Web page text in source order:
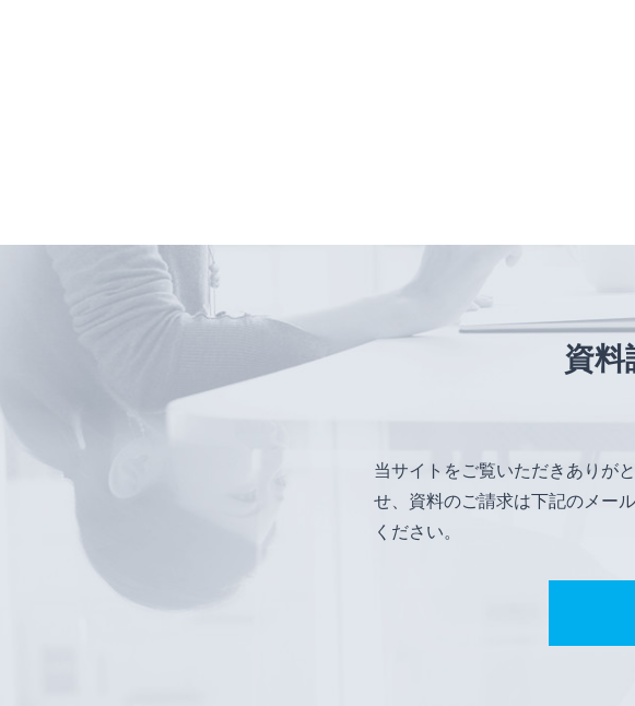
資料
当サイトをご覧いただきありが
せ、資料のご請求は下記のメー
ください。